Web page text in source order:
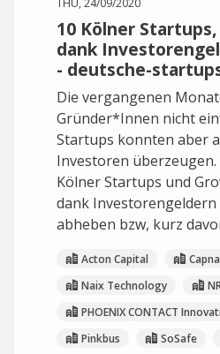
THU, 24/09/2020
10 Kölner
dank
- deutsche-
Die vergangenen
Gründer*Innen nicht
Startups konnten aber
Investoren überzeugen.
Kölner Startups und
dank
abheben bzw, kurz
Acton Capital
Naix Technology
PHOENIX CONTACT
Pinkbus
SoSafe